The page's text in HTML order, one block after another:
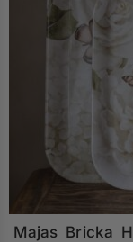
Majas Bricka